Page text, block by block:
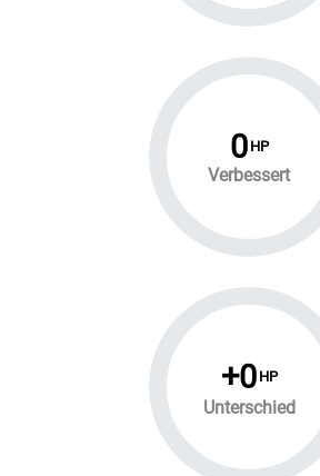
0 HP
Verbessert
+0 HP
Unterschied